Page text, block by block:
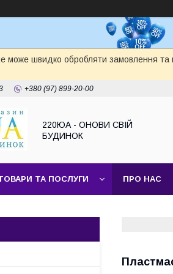
може швидко обробляти замовлення та
+380 (97) 899-20-00
220ЮА - ОНОВИ СВІЙ
БУДИНОК
ТА ПОСЛУГИ ПРО НАС